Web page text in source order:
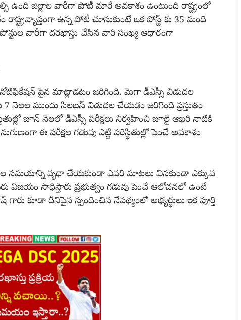
ఉంది జిల్లాల వారీగా పోటీ మారే అవకాశం ఉంటుంది రాష్ట్రంలో
రాష్ట్రవ్యాప్తంగా ఉన్న పోటీ చూసుకుంటే ఒక పోస్ట్ కు 35 మంది
వారీగా దరఖాస్తు చేసిన వారి సంఖ్య ఆధారంగా
పైన మాట్లాడటం జరిగింది. మెగా డీఎస్సీ విడుదల
నెలల ముందు సిలబస్ విడుదల చేయడం జరిగింది ప్రస్తుతం
జూన్ నెలలో డీఎస్సీ పరీక్షలు నిర్వహించి జూలై ఆఖరి నాటికి
ఈ పరీక్షల గడువు ఎట్టి పరిస్థితుల్లో పెంచే అవకాశం
సమయాన్ని వృధా చేయకుండా ఎవరి మాటలు వినకుండా ఎక్కువ
సాధిస్తారు ప్రభుత్వం గడువు పెంచే ఆలోచనలో ఉంటే
కూడా దీనిపైన స్పందించిన నేపథ్యంలో అభ్యర్థులు ఇక పూర్తి